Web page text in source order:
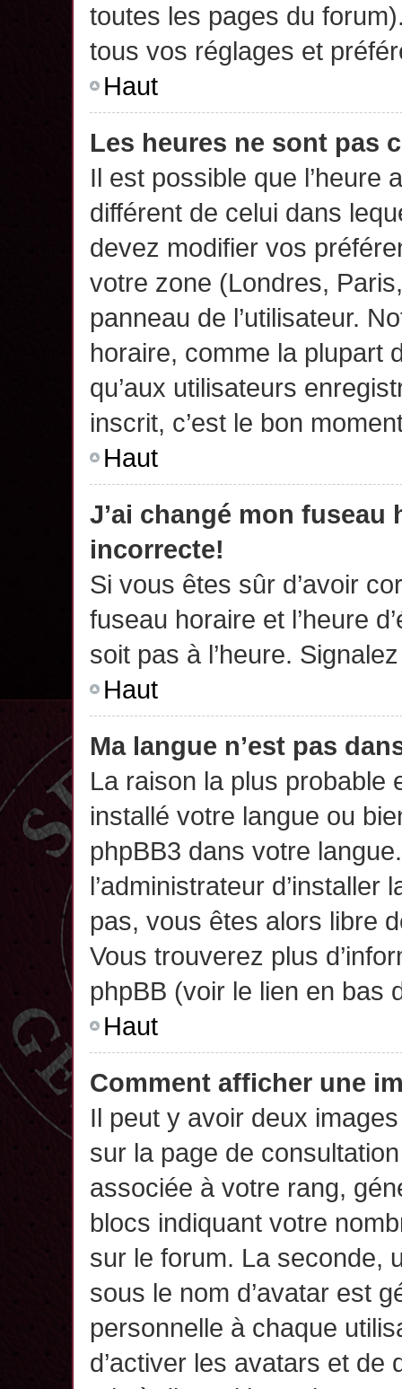
toutes les pages du
tous vos réglages et
Haut
Les heures ne sont pas
Il est possible que l’heure
différent de celui dans
devez modifier vos
votre zone (Londres,
panneau de l’utilisateur.
horaire, comme la plupart
qu’aux utilisateurs
inscrit, c’est le bon
Haut
J’ai changé mon fuseau
incorrecte!
Si vous êtes sûr d’avoir
fuseau horaire et l’heure
soit pas à l’heure.
Haut
Ma langue n’est pas
La raison la plus probable
installé votre langue ou
phpBB3 dans votre
l’administrateur d’installer
pas, vous êtes alors libre
Vous trouverez plus
phpBB (voir le lien en bas
Haut
Comment afficher une
Il peut y avoir deux
sur la page de
associée à votre rang,
blocs indiquant votre
sur le forum. La seconde,
sous le nom d’avatar est
personnelle à chaque
d’activer les avatars et de